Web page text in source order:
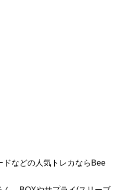
などの人気トレカならBee